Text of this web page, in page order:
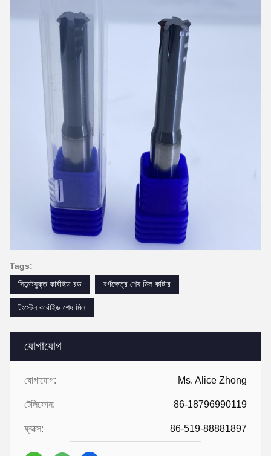
যোগাযোগ
যোগাযোগ: Ms. Alice Zhong
টেলিফোন: 86-18796990119
ফ্যাক্স: 86-519-88881897
Tags:
সিমেন্টযুক্ত কার্বাইড রড
বর্গক্ষেত্র শেষ মিল কাটার
টংস্টেন কার্বাইড শেষ মিল